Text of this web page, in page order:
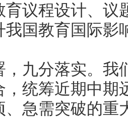
育议程设计、议
我国教育国际影
分落实。我
，统筹近期中期
、急需突破的重